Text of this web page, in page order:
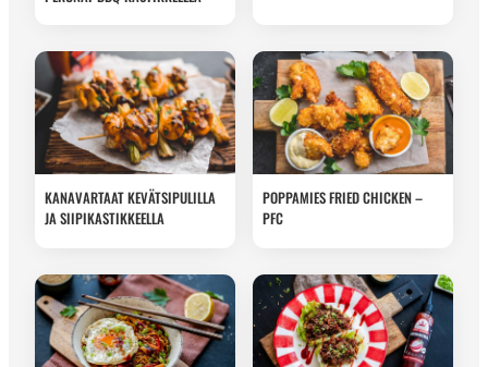
KANAVARTAAT KEVÄTSIPULILLA
JA SIIPIKASTIKKEELLA
POPPAMIES FRIED CHICKEN –
PFC